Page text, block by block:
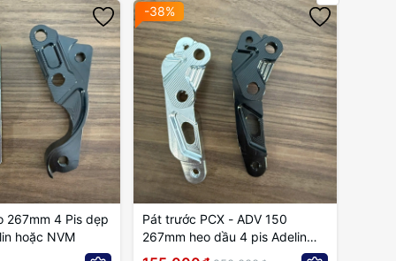
267mm 4 Pis dẹp
hoặc NVM
-38%
Pát trước PCX - ADV 150
267mm heo dầu 4 pis Adelin
hoặc NVM